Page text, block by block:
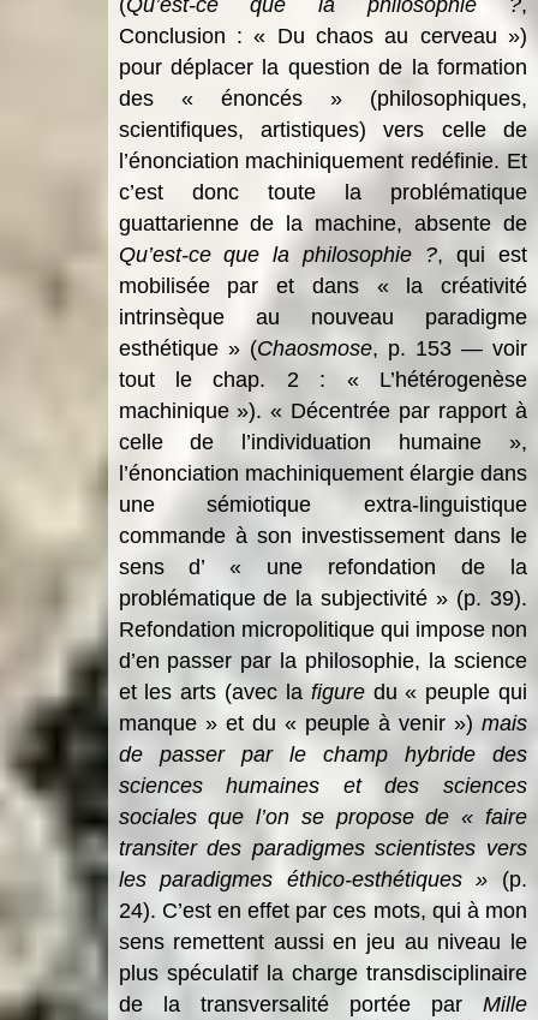
Conclusion : « Du chaos au cerveau »)
pour déplacer la question de la formation
des « énoncés » (philosophiques,
scientifiques, artistiques) vers celle de
l’énonciation machiniquement redéfinie. Et
c’est donc toute la problématique
guattarienne de la machine, absente de
Qu’est-ce que la philosophie ?, qui est
mobilisée par et dans « la créativité
intrinsèque au nouveau paradigme
esthétique » (Chaosmose, p. 153 — voir
tout le chap. 2 : « L’hétérogenèse
machinique »). « Décentrée par rapport à
celle de l’individuation humaine »,
l’énonciation machiniquement élargie dans
une sémiotique extra-linguistique
commande à son investissement dans le
sens d’ « une refondation de la
problématique de la subjectivité » (p. 39).
Refondation micropolitique qui impose non
d’en passer par la philosophie, la science
et les arts (avec la figure du « peuple qui
manque » et du « peuple à venir »)mais
de passer par le champ hybride des
sciences humaines et des sciences
sociales que l’on se propose de « faire
transiter des paradigmes scientistes vers
les paradigmes éthico-esthétiques » (p.
24). C’est en effet par ces mots, qui à mon
sens remettent aussi en jeu au niveau le
plus spéculatif la charge transdisciplinaire
de la transversalité portée parMille